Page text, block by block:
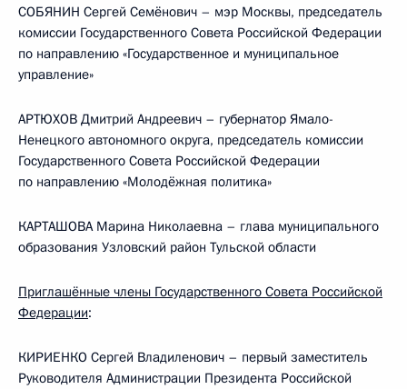
СОБЯНИН Сергей Семёнович – мэр Москвы, председатель
комиссии Государственного Совета Российской Федерации
по направлению «Государственное и муниципальное
управление»
АРТЮХОВ Дмитрий Андреевич – губернатор Ямало-
Ненецкого автономного округа, председатель комиссии
Государственного Совета Российской Федерации
по направлению «Молодёжная политика»
КАРТАШОВА Марина Николаевна – глава муниципального
образования Узловский район Тульской области
Приглашённые члены Государственного Совета Российской
Федерации:
КИРИЕНКО Сергей Владиленович – первый заместитель
Руководителя Администрации Президента Российской